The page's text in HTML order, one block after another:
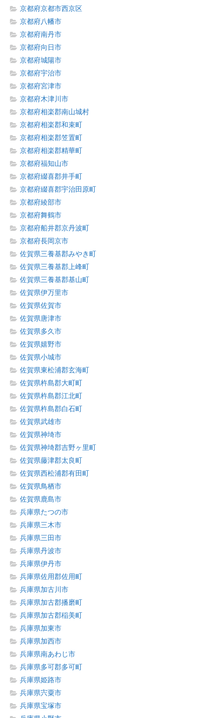
京都府京都市西京区
京都府八幡市
京都府南丹市
京都府向日市
京都府城陽市
京都府宇治市
京都府宮津市
京都府木津川市
京都府相楽郡南山城村
京都府相楽郡和束町
京都府相楽郡笠置町
京都府相楽郡精華町
京都府福知山市
京都府綴喜郡井手町
京都府綴喜郡宇治田原町
京都府綾部市
京都府舞鶴市
京都府船井郡京丹波町
京都府長岡京市
佐賀県三養基郡みやき町
佐賀県三養基郡上峰町
佐賀県三養基郡基山町
佐賀県伊万里市
佐賀県佐賀市
佐賀県唐津市
佐賀県多久市
佐賀県嬉野市
佐賀県小城市
佐賀県東松浦郡玄海町
佐賀県杵島郡大町町
佐賀県杵島郡江北町
佐賀県杵島郡白石町
佐賀県武雄市
佐賀県神埼市
佐賀県神埼郡吉野ヶ里町
佐賀県藤津郡太良町
佐賀県西松浦郡有田町
佐賀県鳥栖市
佐賀県鹿島市
兵庫県たつの市
兵庫県三木市
兵庫県三田市
兵庫県丹波市
兵庫県伊丹市
兵庫県佐用郡佐用町
兵庫県加古川市
兵庫県加古郡播磨町
兵庫県加古郡稲美町
兵庫県加東市
兵庫県加西市
兵庫県南あわじ市
兵庫県多可郡多可町
兵庫県姫路市
兵庫県宍粟市
兵庫県宝塚市